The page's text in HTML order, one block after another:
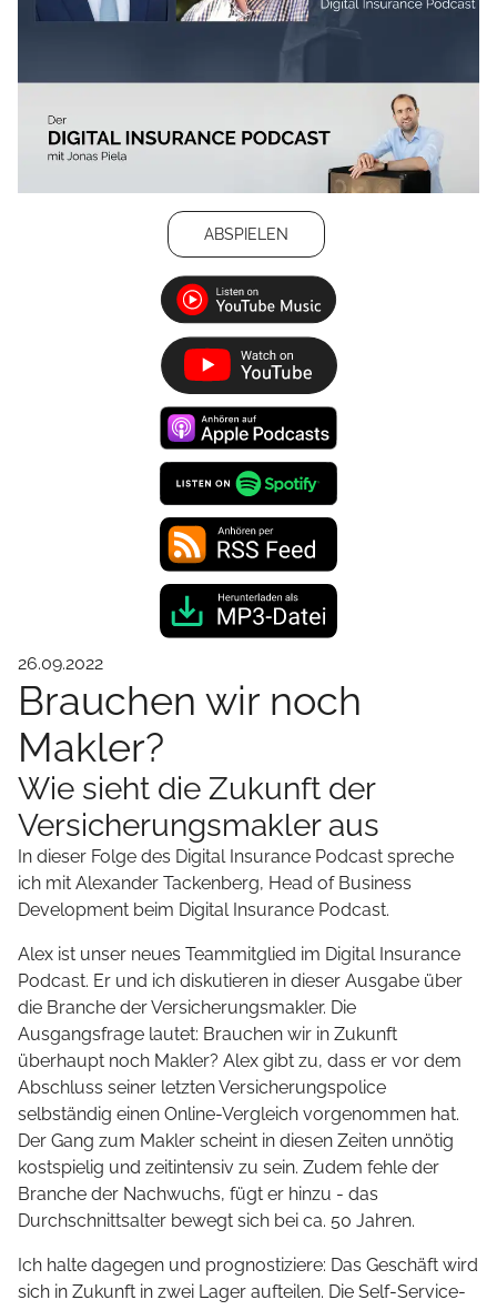
ABSPIELEN
26.09.2022
Brauchen wir noch
Makler?
Wie sieht die Zukunft der
Versicherungsmakler aus
In dieser Folge des Digital Insurance Podcast spreche
ich mit Alexander Tackenberg, Head of Business
Development beim Digital Insurance Podcast.
Alex ist unser neues Teammitglied im Digital Insurance
Podcast. Er und ich diskutieren in dieser Ausgabe über
die Branche der Versicherungsmakler. Die
Ausgangsfrage lautet: Brauchen wir in Zukunft
überhaupt noch Makler? Alex gibt zu, dass er vor dem
Abschluss seiner letzten Versicherungspolice
selbständig einen Online-Vergleich vorgenommen hat.
Der Gang zum Makler scheint in diesen Zeiten unnötig
kostspielig und zeitintensiv zu sein. Zudem fehle der
Branche der Nachwuchs, fügt er hinzu - das
Durchschnittsalter bewegt sich bei ca. 50 Jahren.
Ich halte dagegen und prognostiziere: Das Geschäft wird
sich in Zukunft in zwei Lager aufteilen. Die Self-Service-